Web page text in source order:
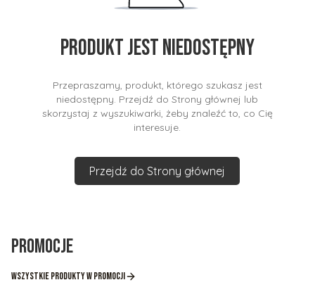
Produkt jest niedostępny
Przepraszamy, produkt, którego szukasz jest
niedostępny. Przejdź do Strony głównej lub
skorzystaj z wyszukiwarki, żeby znaleźć to, co Cię
interesuje.
Przejdź do Strony głównej
Promocje
Wszystkie produkty w promocji